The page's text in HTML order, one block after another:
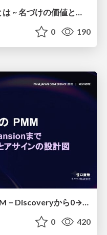
0 190
マルチプロダクト時代のPMM－Discoveryから0→1、Expansionまで フェーズで変わる期待役割とアサインの設計図
0 420